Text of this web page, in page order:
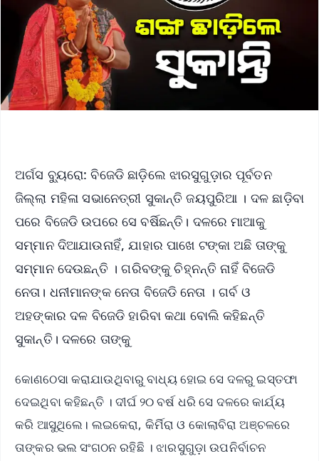
ଅର୍ଗସ ବ୍ୟୁରୋ: ବିଜେଡି ଛାଡ଼ିଲେ ଝାରସୁଗୁଡ଼ାର ପୂର୍ବତନ
ଜିଲ୍ଲା ମହିଳା ସଭାନେତ୍ରୀ ସୁକାନ୍ତି ଜୟପୁରିଆ । ଦଳ ଛାଡ଼ିବା
ପରେ ବିଜେଡି ଉପରେ ସେ ବର୍ଷିଛନ୍ତି। ଦଳରେ ମାଆକୁ
ସମ୍ମାନ ଦିଆଯାଉନାହିଁ, ଯାହାର ପାଖେ ଟଙ୍କା ଅଛି ତାଙ୍କୁ
ସମ୍ମାନ ଦେଉଛନ୍ତି । ଗରିବଙ୍କୁ ଚିହ୍ନନ୍ତି ନାହିଁ ବିଜେଡି
ନେତା। ଧନୀମାନଙ୍କ ନେତା ବିଜେଡି ନେତା । ଗର୍ବ ଓ
ଅହଙ୍କାର ଦଳ ବିଜେଡି ହାରିବା କଥା ବୋଲି କହିଛନ୍ତି
ସୁକାନ୍ତି। ଦଳରେ ତାଙ୍କୁ
କୋଣଠେସା କରାଯାଉଥିବାରୁ ବାଧ୍ୟ ହୋଇ ସେ ଦଳରୁ ଇସ୍ତଫା
ଦେଇଥିବା କହିଛନ୍ତି । ଦୀର୍ଘ ୨୦ ବର୍ଷ ଧରି ସେ ଦଳରେ କାର୍ଯ୍ୟ
କରି ଆସୁଥିଲେ। ଲଇକେରା, କିର୍ମିରା ଓ କୋଲାବିରା ଅଞ୍ଚଳରେ
ତାଙ୍କର ଭଲ ସଂଗଠନ ରହିଛି । ଝାରସୁଗୁଡ଼ା ଉପନିର୍ବାଚନ